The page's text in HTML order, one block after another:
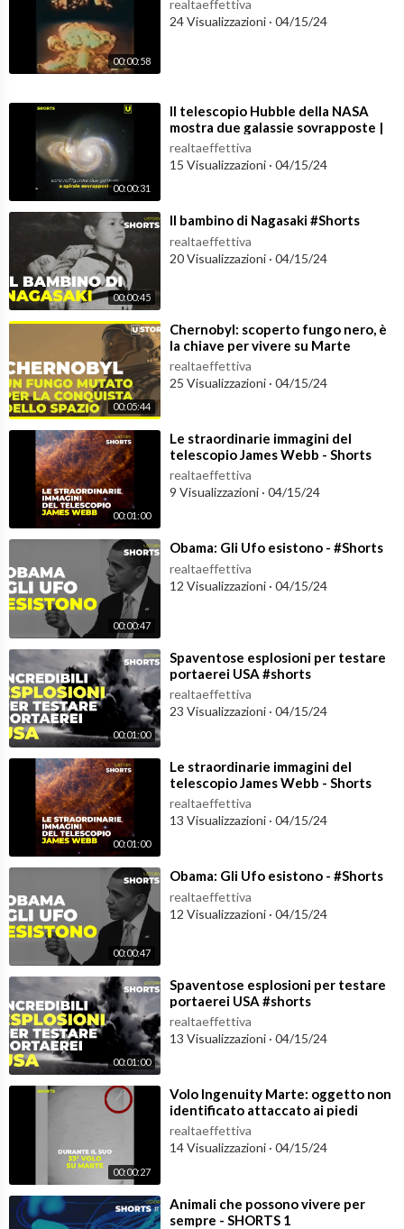
00:00:58
realtaeffettiva
24 Visualizzazioni · 04/15/24
00:00:31
⁣Il telescopio Hubble della NASA
mostra due galassie sovrapposte |
#shorts
realtaeffettiva
15 Visualizzazioni · 04/15/24
00:00:45
⁣Il bambino di Nagasaki #Shorts
realtaeffettiva
20 Visualizzazioni · 04/15/24
00:05:44
⁣Chernobyl: scoperto fungo nero, è
la chiave per vivere su Marte
realtaeffettiva
25 Visualizzazioni · 04/15/24
00:01:00
⁣Le straordinarie immagini del
telescopio James Webb - Shorts
realtaeffettiva
9 Visualizzazioni · 04/15/24
00:00:47
⁣Obama: Gli Ufo esistono - #Shorts
realtaeffettiva
12 Visualizzazioni · 04/15/24
00:01:00
⁣Spaventose esplosioni per testare
portaerei USA #shorts
realtaeffettiva
23 Visualizzazioni · 04/15/24
00:01:00
⁣Le straordinarie immagini del
telescopio James Webb - Shorts
realtaeffettiva
13 Visualizzazioni · 04/15/24
00:00:47
⁣Obama: Gli Ufo esistono - #Shorts
realtaeffettiva
12 Visualizzazioni · 04/15/24
00:01:00
⁣Spaventose esplosioni per testare
portaerei USA #shorts
realtaeffettiva
13 Visualizzazioni · 04/15/24
00:00:27
⁣Volo Ingenuity Marte: oggetto non
identificato attaccato ai piedi
#shorts
realtaeffettiva
14 Visualizzazioni · 04/15/24
⁣Animali che possono vivere per
sempre - SHORTS 1